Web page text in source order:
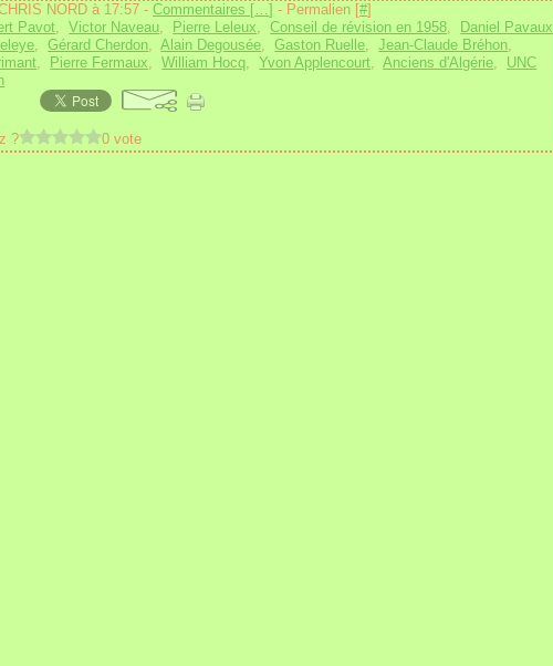
NORD à 17:57 -Commentaires […] - Permalien [#]
Pavot,Victor Naveau, Pierre Leleux,Conseil de révision en 1958, Daniel Pavaux
,Gérard Cherdon,Alain Degousée,Gaston Ruelle,Jean-Claude Bréhon,
, Pierre Fermaux,William Hocq,Yvon Applencourt,Anciens d'Algérie, UNC
? 0 vote